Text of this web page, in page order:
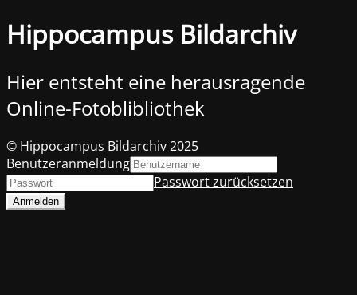
Hippocampus Bildarchiv
Hier entsteht eine herausragende
Online-Fotoblibliothek
© Hippocampus Bildarchiv 2025
Benutzeranmeldung
Passwort zurücksetzen